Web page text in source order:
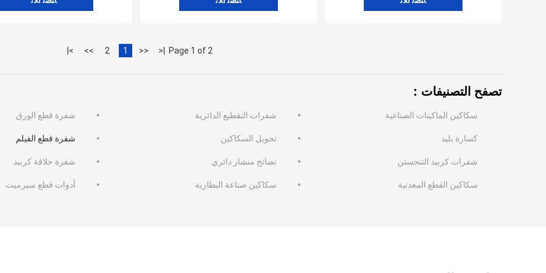
Page 1 of 2
|<
<<
1
2
>>
>|
تصفح التصنيفات：
شفرة قطع الورق شفرات التقطيع الدائرية سكاكين الماكينات الصناعية
شفرة قطع الفيلم تحويل السكاكين كسارة بليد
شفرة حلاقة كربيد نصائح منشار دائري شفرات كربيد التنجستن
أدوات قطع سيرميت سكاكين صناعة البطارية سكاكين القطع المعدنية